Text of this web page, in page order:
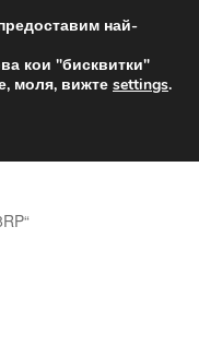
лв.
свят
най-
кои "бисквитки"
моля, вижте settings.